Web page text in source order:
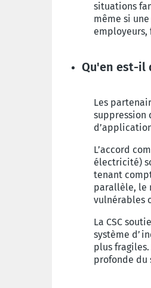
situations
même si
Qu'en est-il
Les
suppression
L’accord
électricité)
tenant
parallèle, le
vulnérables
La CSC
système
plus
profonde du